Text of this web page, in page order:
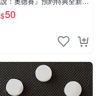
使用(不含遊戲片喔)
$50